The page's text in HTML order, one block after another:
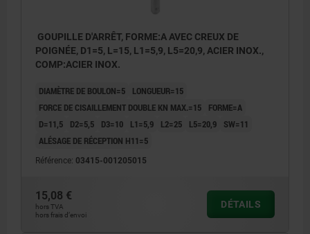
GOUPILLE D'ARRÊT, FORME:A AVEC CREUX DE
POIGNÉE, D1=5, L=15, L1=5,9, L5=20,9, ACIER INOX.,
COMP:ACIER INOX.
DIAMÈTRE DE BOULON=5
LONGUEUR=15
FORCE DE CISAILLEMENT DOUBLE KN MAX.=15
FORME=A
D=11,5
D2=5,5 D3=10 L1=5,9 L2=25 L5=20,9
SW=11
ALÉSAGE DE RÉCEPTION H11=5
Référence: 03415-001205015
15,08 €
hors TVA
hors frais d’envoi
DÉTAILS